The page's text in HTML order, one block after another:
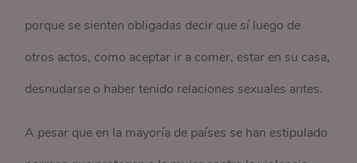
porque se sienten obligadas decir que sí luego de
otros actos, como aceptar ir a comer, estar en su casa,
desnudarse o haber tenido relaciones sexuales antes.
A pesar que en la mayoría de países se han estipulado